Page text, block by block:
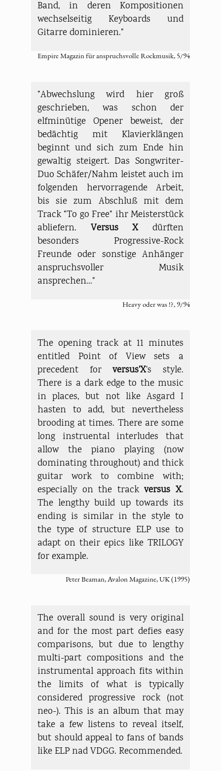
Band, in deren Kompositionen
wechselseitig Keyboards und
Gitarre dominieren."
Empire Magazin für anspruchsvolle Rockmusik, 5/94
"Abwechslung wird hier groß
geschrieben, was schon der
elfminütige Opener beweist, der
bedächtig mit Klavierklängen
beginnt und sich zum Ende hin
gewaltig steigert. Das Songwriter-
Duo Schäfer/Nahm leistet auch im
folgenden hervorragende Arbeit,
bis sie zum Abschluß mit dem
Track "To go Free" ihr Meisterstück
abliefern. Versus Xdürften
besonders Progressive-Rock
Freunde oder sonstige Anhänger
anspruchsvoller Musik
ansprechen..."
Heavy oder was !?, 9/94
The opening track at 11 minutes
entitled Point of View sets a
precedent forversus'X's style.
There is a dark edge to the music
in places, but not like Asgard I
hasten to add, but nevertheless
brooding at times. There are some
long instruental interludes that
allow the piano playing (now
dominating throughout) and thick
guitar work to combine with;
especially on the trackversus X.
The lengthy build up towards its
ending is similar in the style to
the type of structure ELP use to
adapt on their epics like TRILOGY
for example.
Peter Beaman, Avalon Magazine, UK (1995)
The overall sound is very original
and for the most part defies easy
comparisons, but due to lengthy
multi-part compositions and the
instrumental approach fits within
the limits of what is typically
considered progressive rock (not
neo-). This is an album that may
take a few listens to reveal itself,
but should appeal to fans of bands
like ELP nad VDGG. Recommended.